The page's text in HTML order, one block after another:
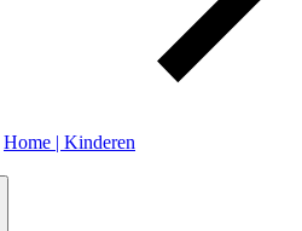
Home | Kinderen